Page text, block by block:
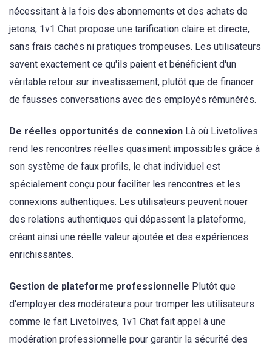
nécessitant à la fois des abonnements et des achats de
jetons, 1v1 Chat propose une tarification claire et directe,
sans frais cachés ni pratiques trompeuses. Les utilisateurs
savent exactement ce qu'ils paient et bénéficient d'un
véritable retour sur investissement, plutôt que de financer
de fausses conversations avec des employés rémunérés.
De réelles opportunités de connexion Là où Livetolives
rend les rencontres réelles quasiment impossibles grâce à
son système de faux profils, le chat individuel est
spécialement conçu pour faciliter les rencontres et les
connexions authentiques. Les utilisateurs peuvent nouer
des relations authentiques qui dépassent la plateforme,
créant ainsi une réelle valeur ajoutée et des expériences
enrichissantes.
Gestion de plateforme professionnelle Plutôt que
d'employer des modérateurs pour tromper les utilisateurs
comme le fait Livetolives, 1v1 Chat fait appel à une
modération professionnelle pour garantir la sécurité des